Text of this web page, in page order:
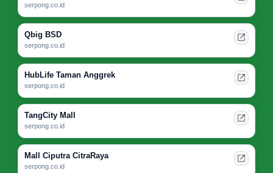
serpong.co.id
Qbig BSD
serpong.co.id
HubLife Taman Anggrek
serpong.co.id
TangCity Mall
serpong.co.id
Mall Ciputra CitraRaya
serpong.co.id